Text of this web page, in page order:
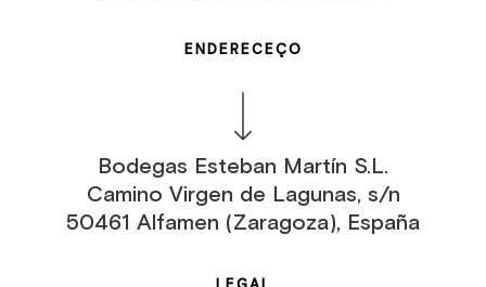
ENDERECEÇO
Bodegas Esteban Martín S.L.
Camino Virgen de Lagunas, s/n
50461 Alfamen (Zaragoza), España